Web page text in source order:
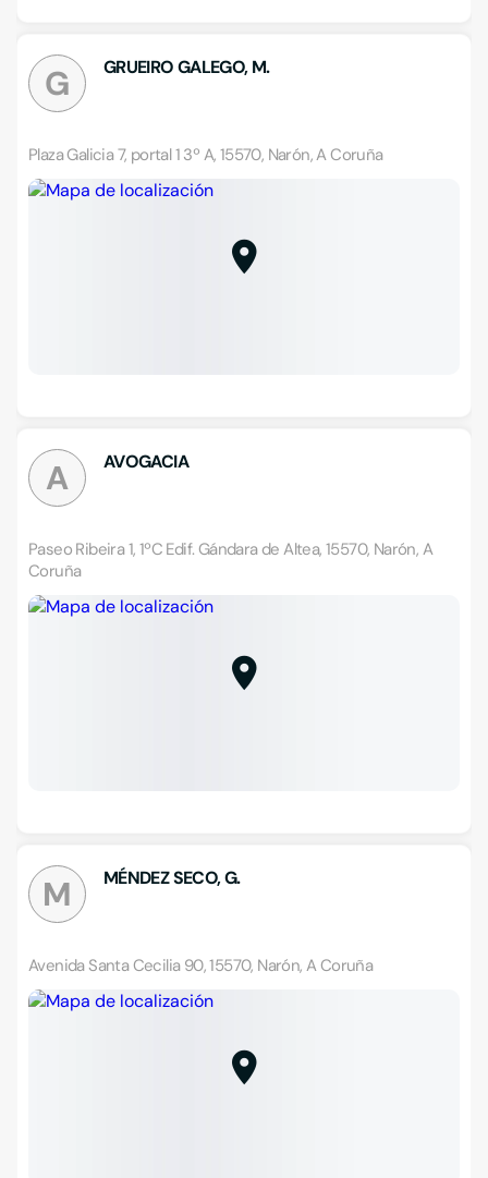
G GRUEIRO GALEGO, M.
Plaza Galicia 7, portal 1 3º A, 15570, Narón, A Coruña
A AVOGACIA
Paseo Ribeira 1, 1ºC Edif. Gándara de Altea, 15570, Narón, A
Coruña
M MÉNDEZ SECO, G.
Avenida Santa Cecilia 90, 15570, Narón, A Coruña